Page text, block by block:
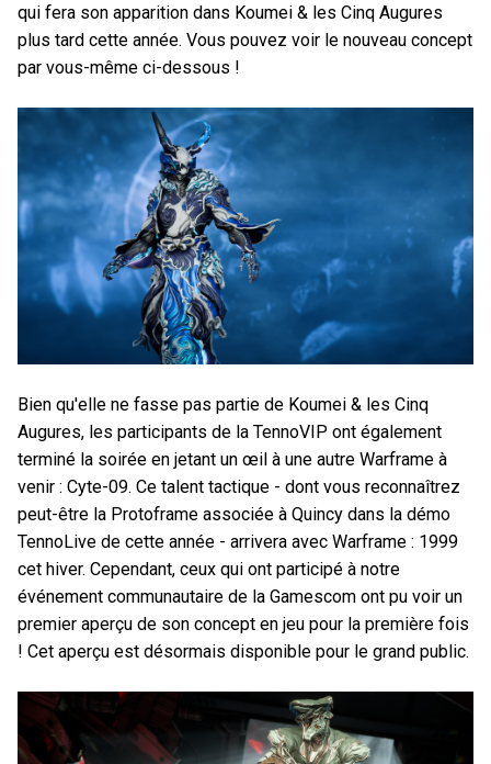
qui fera son apparition dans Koumei & les Cinq Augures
plus tard cette année. Vous pouvez voir le nouveau concept
par vous-même ci-dessous !
Bien qu'elle ne fasse pas partie de Koumei & les Cinq
Augures, les participants de la TennoVIP ont également
terminé la soirée en jetant un œil à une autre Warframe à
venir : Cyte-09. Ce talent tactique - dont vous reconnaîtrez
peut-être la Protoframe associée à Quincy dans la démo
TennoLive de cette année - arrivera avec Warframe : 1999
cet hiver. Cependant, ceux qui ont participé à notre
événement communautaire de la Gamescom ont pu voir un
premier aperçu de son concept en jeu pour la première fois
! Cet aperçu est désormais disponible pour le grand public.